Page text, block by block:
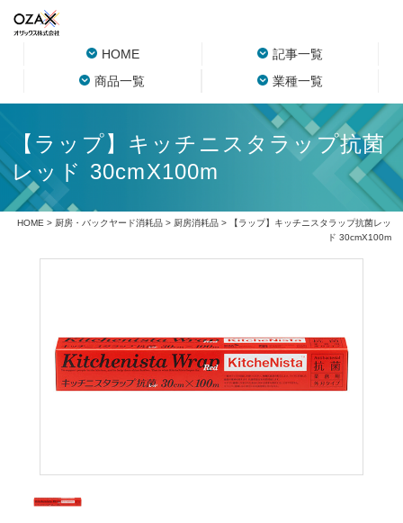
HOME
記事一覧
商品一覧
業種一覧
【ラップ】キッチニスタラップ抗菌
レッド 30cmX100m
HOME > 厨房・バックヤード消耗品> 厨房消耗品> 【ラップ】キッチニスタラップ抗菌レッ
ド 30cmX100m